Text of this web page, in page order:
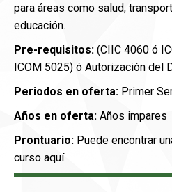
para áreas como salud,
educación.
Pre-requisitos: (CIIC 4060 ó
ICOM 5025) ó Autorización del
Periodos en oferta: Primer
Años en oferta: Años impares
Prontuario: Puede encontrar
curso aquí.